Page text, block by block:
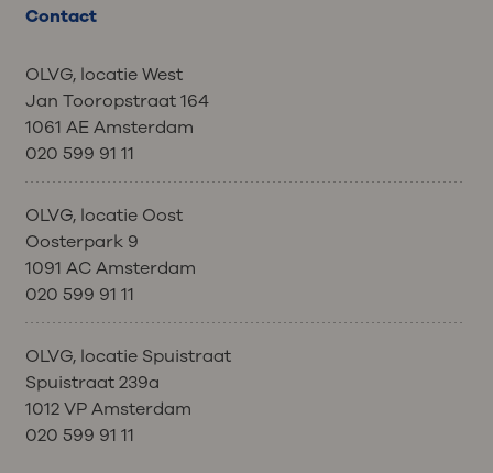
Contact
OLVG, locatie West
Jan Tooropstraat 164
1061 AE Amsterdam
020 599 91 11
OLVG, locatie Oost
Oosterpark 9
1091 AC Amsterdam
020 599 91 11
OLVG, locatie Spuistraat
Spuistraat 239a
1012 VP Amsterdam
020 599 91 11